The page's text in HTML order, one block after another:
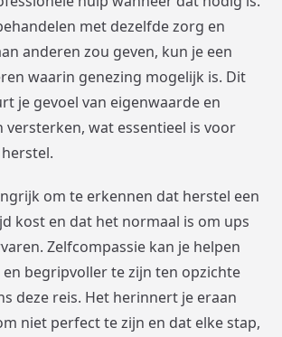
met dezelfde zorg en
anderen zou geven, kun je een
waarin genezing mogelijk is. Dit
je gevoel van eigenwaarde en
wat essentieel is voor
om te erkennen dat herstel een
kost en dat het normaal is om ups
Zelfcompassie kan je helpen
begripvoller te zijn ten opzichte
deze reis. Het herinnert je eraan
niet perfect te zijn en dat elke stap,